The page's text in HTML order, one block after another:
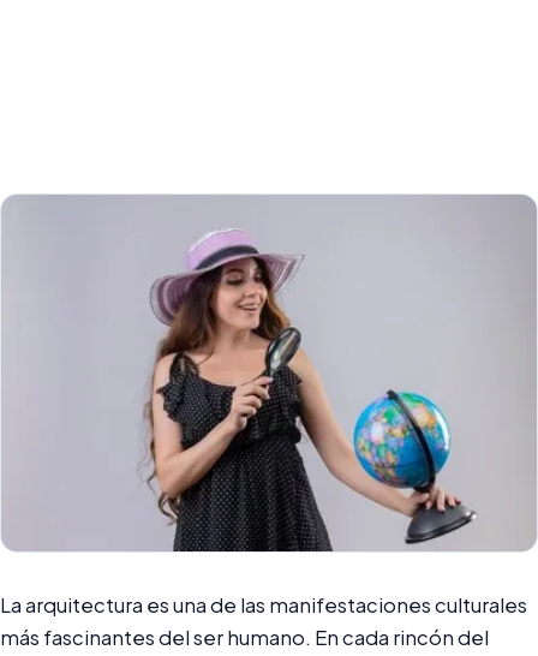
La arquitectura es una de las manifestaciones culturales
más fascinantes del ser humano. En cada rincón del